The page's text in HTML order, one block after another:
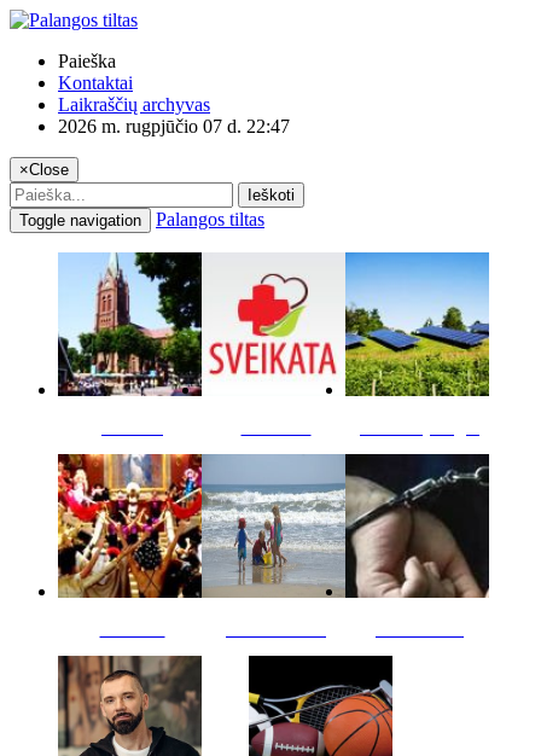
Paieška
Kontaktai
Laikraščių archyvas
2026 m. rugpjūčio 07 d. 22:47
×Close
Ieškoti
Toggle navigation
Palangos tiltas